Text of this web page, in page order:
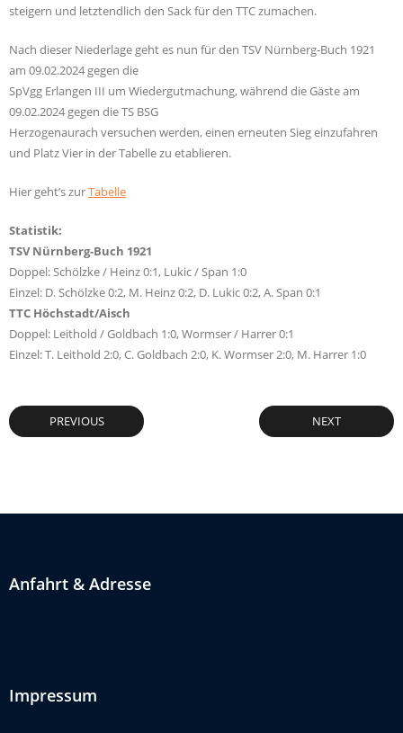
steigern und letztendlich den Sack für den TTC zumachen.
Nach dieser Niederlage geht es nun für den TSV Nürnberg-Buch 1921
am 09.02.2024 gegen die
SpVgg Erlangen III um Wiedergutmachung, während die Gäste am
09.02.2024 gegen die TS BSG
Herzogenaurach versuchen werden, einen erneuten Sieg einzufahren
und Platz Vier in der Tabelle zu etablieren.
Hier geht’s zurTabelle
Statistik:
TSV Nürnberg-Buch 1921
Doppel: Schölzke / Heinz 0:1, Lukic / Span 1:0
Einzel: D. Schölzke 0:2, M. Heinz 0:2, D. Lukic 0:2, A. Span 0:1
TTC Höchstadt/Aisch
Doppel: Leithold / Goldbach 1:0, Wormser / Harrer 0:1
Einzel: T. Leithold 2:0, C. Goldbach 2:0, K. Wormser 2:0, M. Harrer 1:0
PREVIOUS NEXT
Anfahrt & Adresse
Impressum